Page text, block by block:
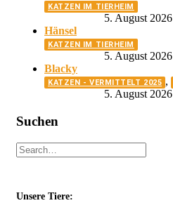
KATZEN IM TIERHEIM
5. August 2026
Hänsel
KATZEN IM TIERHEIM
5. August 2026
Blacky
KATZEN - VERMITTELT 2025 ,
5. August 2026
Suchen
Unsere Tiere: